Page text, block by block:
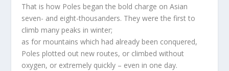
That is how Poles began the bold charge on Asian
seven- and eight-thousanders. They were the first to
climb many peaks in winter;
as for mountains which had already been conquered,
Poles plotted out new routes, or climbed without
oxygen, or extremely quickly – even in one day.